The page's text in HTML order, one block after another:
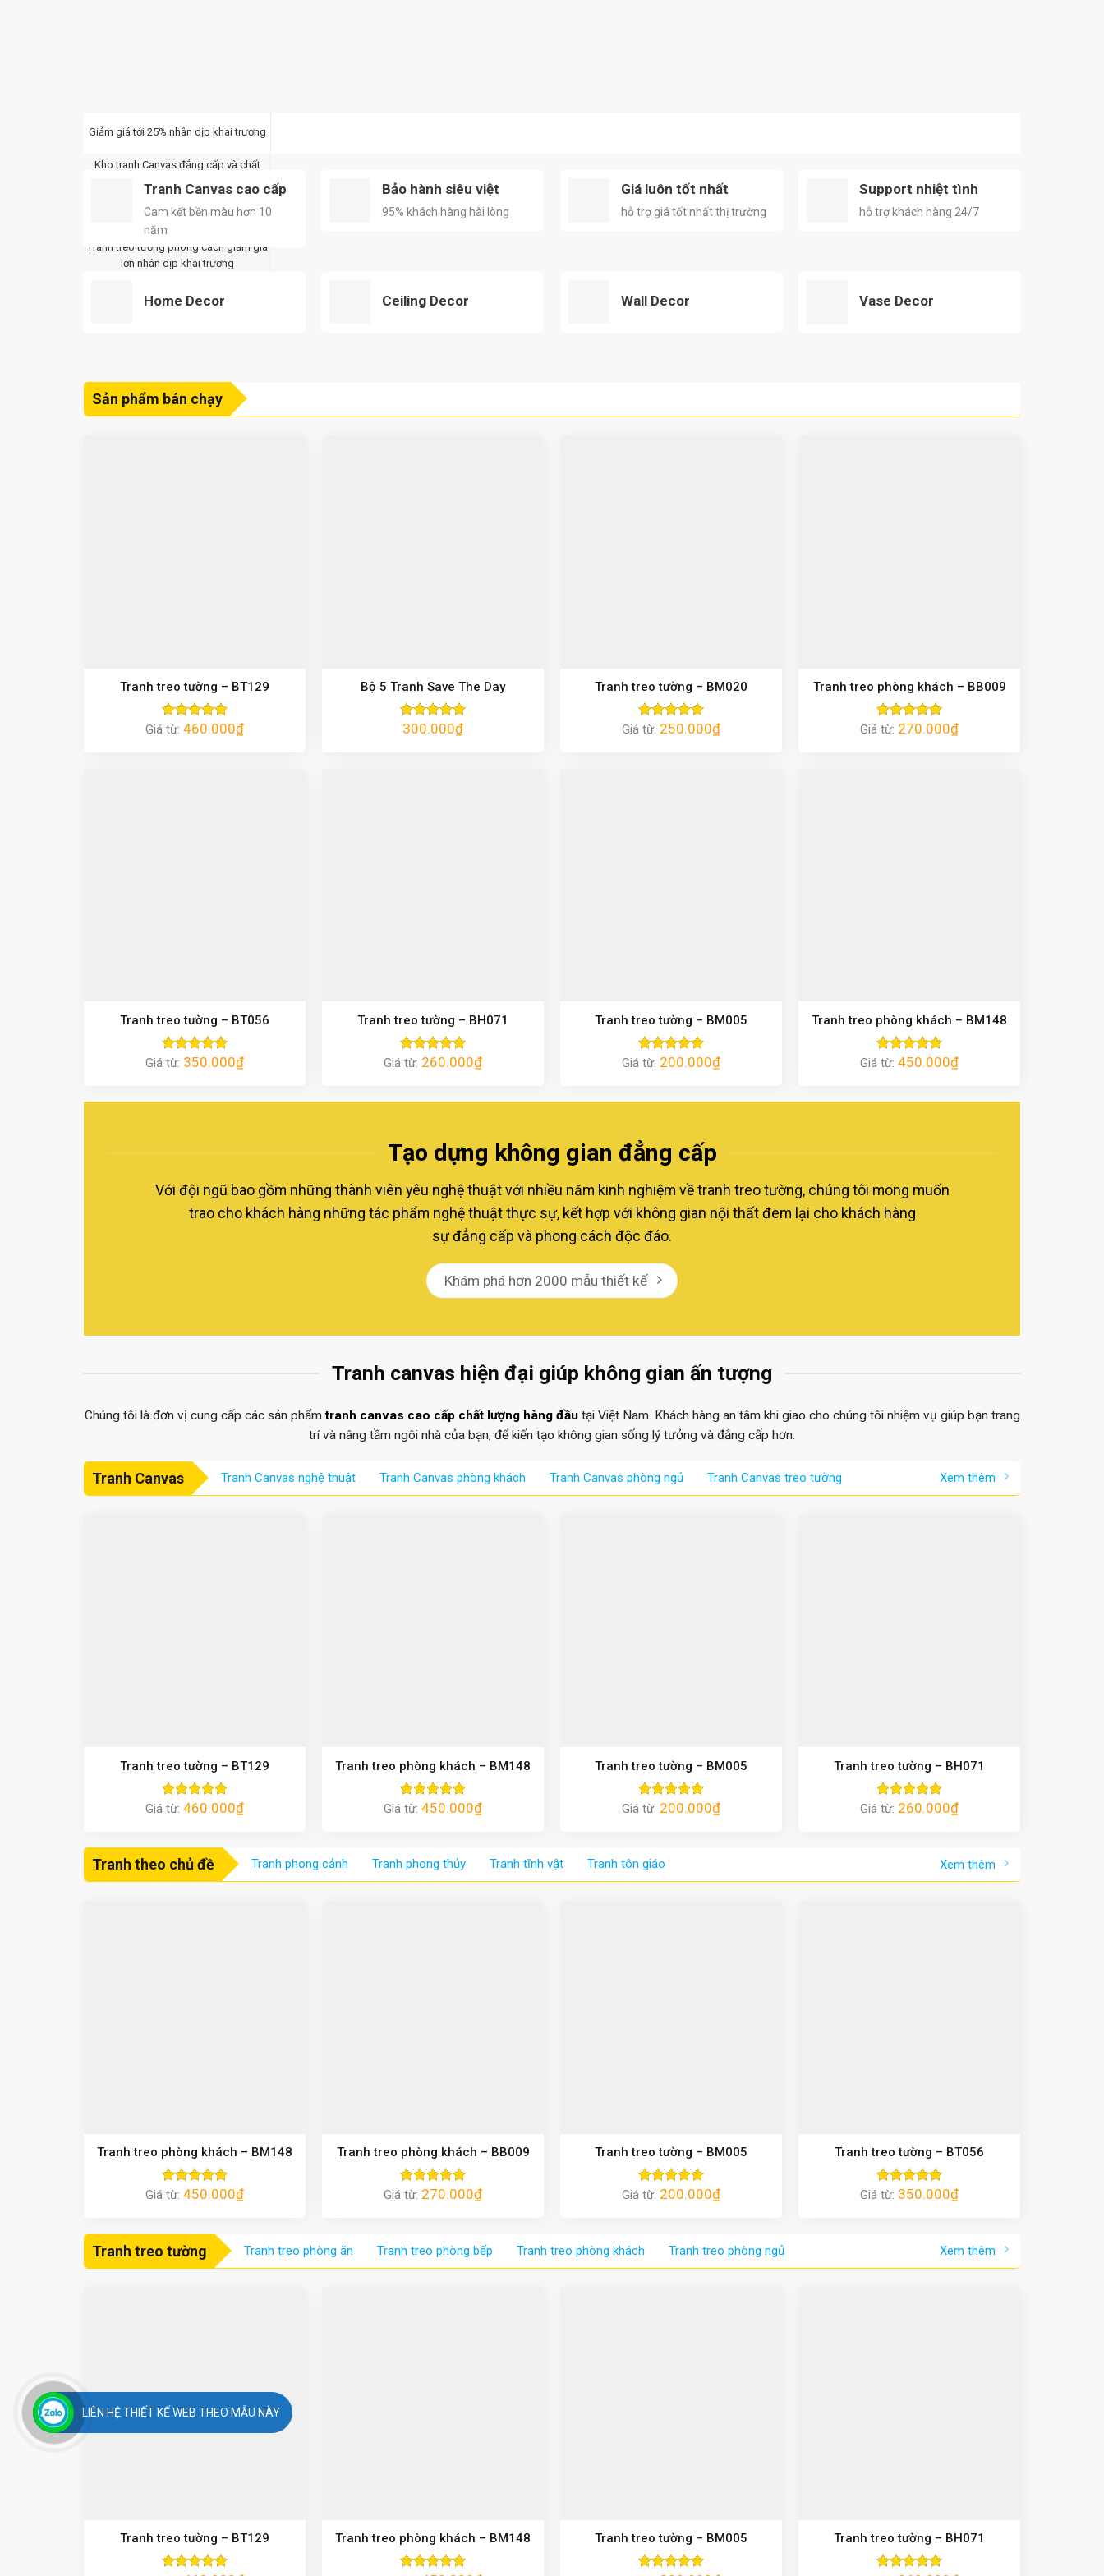
Giảm giá tới 25% nhân dịp khai trương
Kho tranh Canvas đẳng cấp và chất
lượng
Giảm 15% tranh treo tường phòng ngủ
đẳng cấp
Tranh treo tường phòng cách giảm giá
lơn nhân dịp khai trương
miền Bắc
Tranh Canvas cao cấp
Cam kết bền màu hơn 10
năm
Bảo hành siêu việt
95% khách hàng hài lòng
Giá luôn tốt nhất
hỗ trợ giá tốt nhất thị trường
Support nhiệt tình
hỗ trợ khách hàng 24/7
Home Decor Ceiling Decor Wall Decor Vase Decor
Sản phẩm bán chạy
Tranh treo tường – BT129
Được xếp
Giá từ: 460.000₫
Bộ 5 Tranh Save The Day
Được xếp
300.000₫
Tranh treo tường – BM020
Được xếp
Giá từ: 250.000₫
Tranh treo phòng khách – BB009
Được xếp
Giá từ: 270.000₫
Tranh treo tường – BT056
Được xếp
Giá từ: 350.000₫
Tranh treo tường – BH071
Được xếp
Giá từ: 260.000₫
Tranh treo tường – BM005
Được xếp
Giá từ: 200.000₫
Tranh treo phòng khách – BM148
Được xếp
Giá từ: 450.000₫
Tạo dựng không gian đẳng cấp
Với đội ngũ bao gồm những thành viên yêu nghệ thuật với nhiều năm kinh nghiệm về tranh treo tường, chúng tôi mong muốn
trao cho khách hàng những tác phẩm nghệ thuật thực sự, kết hợp với không gian nội thất đem lại cho khách hàng
sự đẳng cấp và phong cách độc đáo.
Khám phá hơn 2000 mẫu thiết kế
Tranh canvas hiện đại giúp không gian ấn tượng
Chúng tôi là đơn vị cung cấp các sản phẩmtranh canvas cao cấp chất lượng hàng đầu tại Việt Nam. Khách hàng an tâm khi giao cho chúng tôi nhiệm vụ giúp bạn trang
trí và nâng tầm ngôi nhà của bạn, để kiến tạo không gian sống lý tưởng và đẳng cấp hơn.
Tranh Canvas Tranh Canvas nghệ thuật Tranh Canvas phòng khách Tranh Canvas phòng ngủ Tranh Canvas treo tường Xem thêm
Tranh treo tường – BT129
Được xếp
Giá từ: 460.000₫
Tranh treo phòng khách – BM148
Được xếp
Giá từ: 450.000₫
Tranh treo tường – BM005
Được xếp
Giá từ: 200.000₫
Tranh treo tường – BH071
Được xếp
Giá từ: 260.000₫
Tranh theo chủ đề Tranh phong cảnh Tranh phong thủy Tranh tĩnh vật Tranh tôn giáo Xem thêm
Tranh treo phòng khách – BM148
Được xếp
Giá từ: 450.000₫
Tranh treo phòng khách – BB009
Được xếp
Giá từ: 270.000₫
Tranh treo tường – BM005
Được xếp
Giá từ: 200.000₫
Tranh treo tường – BT056
Được xếp
Giá từ: 350.000₫
Tranh treo tường Tranh treo phòng ăn Tranh treo phòng bếp Tranh treo phòng khách Tranh treo phòng ngủ Xem thêm
Tranh treo tường – BT129 Tranh treo phòng khách – BM148 Tranh treo tường – BM005 Tranh treo tường – BH071
LIÊN HỆ THIẾT KẾ WEB THEO MẪU NÀY